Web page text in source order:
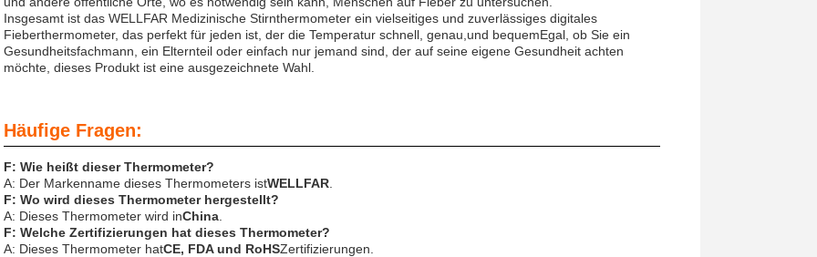
Insgesamt ist das WELLFAR Medizinische Stirnthermometer ein vielseitiges und zuverlässiges digitales
Fieberthermometer, das perfekt für jeden ist, der die Temperatur schnell, genau,und bequemEgal, ob Sie ein
Gesundheitsfachmann, ein Elternteil oder einfach nur jemand sind, der auf seine eigene Gesundheit achten
möchte, dieses Produkt ist eine ausgezeichnete Wahl.
Häufige Fragen:
F: Wie heißt dieser Thermometer?
A: Der Markenname dieses Thermometers istWELLFAR
F: Wo wird dieses Thermometer hergestellt?
A: Dieses Thermometer wird inChina
F: Welche Zertifizierungen hat dieses Thermometer?
A: Dieses Thermometer hatCE, FDA und RoHSZertifizierungen.